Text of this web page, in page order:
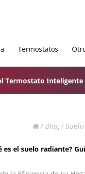
Termostatos
Termostato Inteligente
/ Blog /
es el suelo radiante?